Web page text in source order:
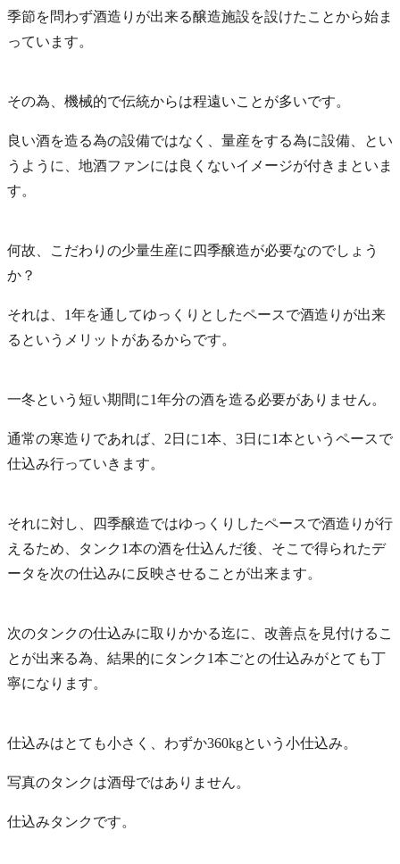
季節を問わず酒造りが出来る醸造施設を設けたことから始ま
っています。
その為、機械的で伝統からは程遠いことが多いです。
良い酒を造る為の設備ではなく、量産をする為に設備、とい
うように、地酒ファンには良くないイメージが付きまといま
す。
何故、こだわりの少量生産に四季醸造が必要なのでしょう
か？
それは、1年を通してゆっくりとしたペースで酒造りが出来
るというメリットがあるからです。
一冬という短い期間に1年分の酒を造る必要がありません。
通常の寒造りであれば、2日に1本、3日に1本というペースで
仕込み行っていきます。
それに対し、四季醸造ではゆっくりしたペースで酒造りが行
えるため、タンク1本の酒を仕込んだ後、そこで得られたデ
ータを次の仕込みに反映させることが出来ます。
次のタンクの仕込みに取りかかる迄に、改善点を見付けるこ
とが出来る為、結果的にタンク1本ごとの仕込みがとても丁
寧になります。
仕込みはとても小さく、わずか360kgという小仕込み。
写真のタンクは酒母ではありません。
仕込みタンクです。